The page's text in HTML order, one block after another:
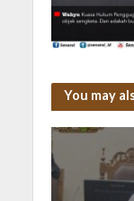
You may